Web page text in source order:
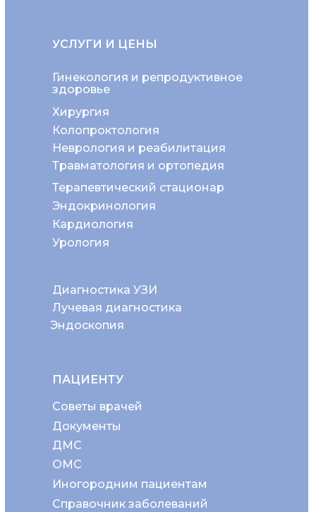
Неврология и реабилитация
Колопроктология
Хирургия
Гинекология и репродуктивное
здоровье
Диагностика УЗИ
Эндоскопия
Травматология и ортопедия
Эндокринология
Терапевтический стационар
Кардиология
Урология
Лучевая диагностика
УСЛУГИ И ЦЕНЫ
ПАЦИЕНТУ
Советы врачей
ОМС
Документы
ДМС
Иногородним пациентам
Справочник заболеваний